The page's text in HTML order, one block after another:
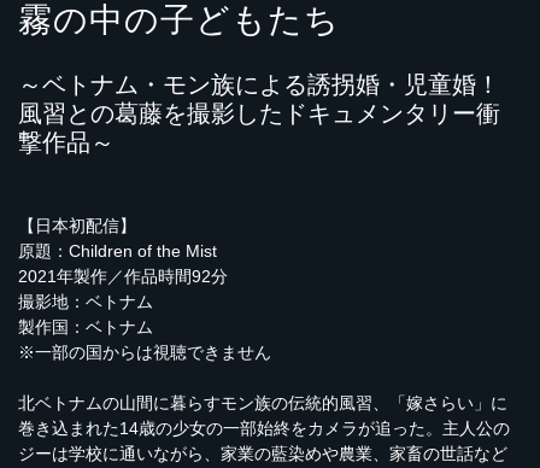
霧の中の子どもたち
～ベトナム・モン族による誘拐婚・児童婚！
風習との葛藤を撮影したドキュメンタリー衝
撃作品～
【日本初配信】
原題：Children of the Mist
2021年製作／作品時間92分
撮影地：ベトナム
製作国：ベトナム
※一部の国からは視聴できません
北ベトナムの山間に暮らすモン族の伝統的風習、「嫁さらい」に
巻き込まれた14歳の少女の一部始終をカメラが追った。主人公の
ジーは学校に通いながら、家業の藍染めや農業、家畜の世話など